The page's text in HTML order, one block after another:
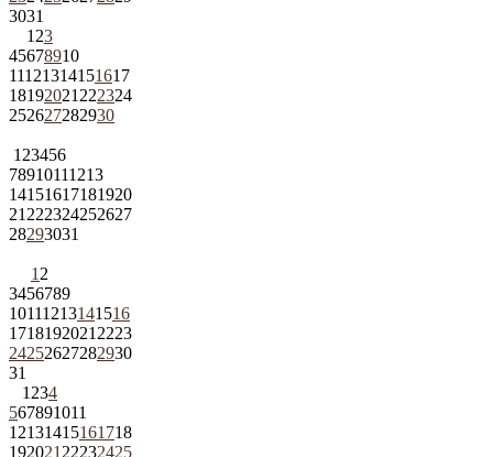
3031
1 23
45678910
11121314151617
18192021 222324
252627282930
1 23456
78910111213
14151617181920
21 222324252627
28293031
1 2
3456789
10111213141516
1718192021 2223
24252627282930
31
1 234
567891011
12131415161718
192021 22232425